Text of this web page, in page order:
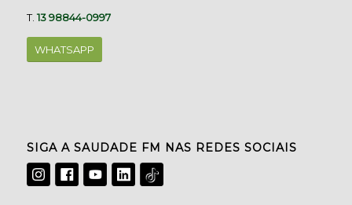
T.13 98844-0997
WHATSAPP
SIGA A SAUDADE FM NAS REDES SOCIAIS